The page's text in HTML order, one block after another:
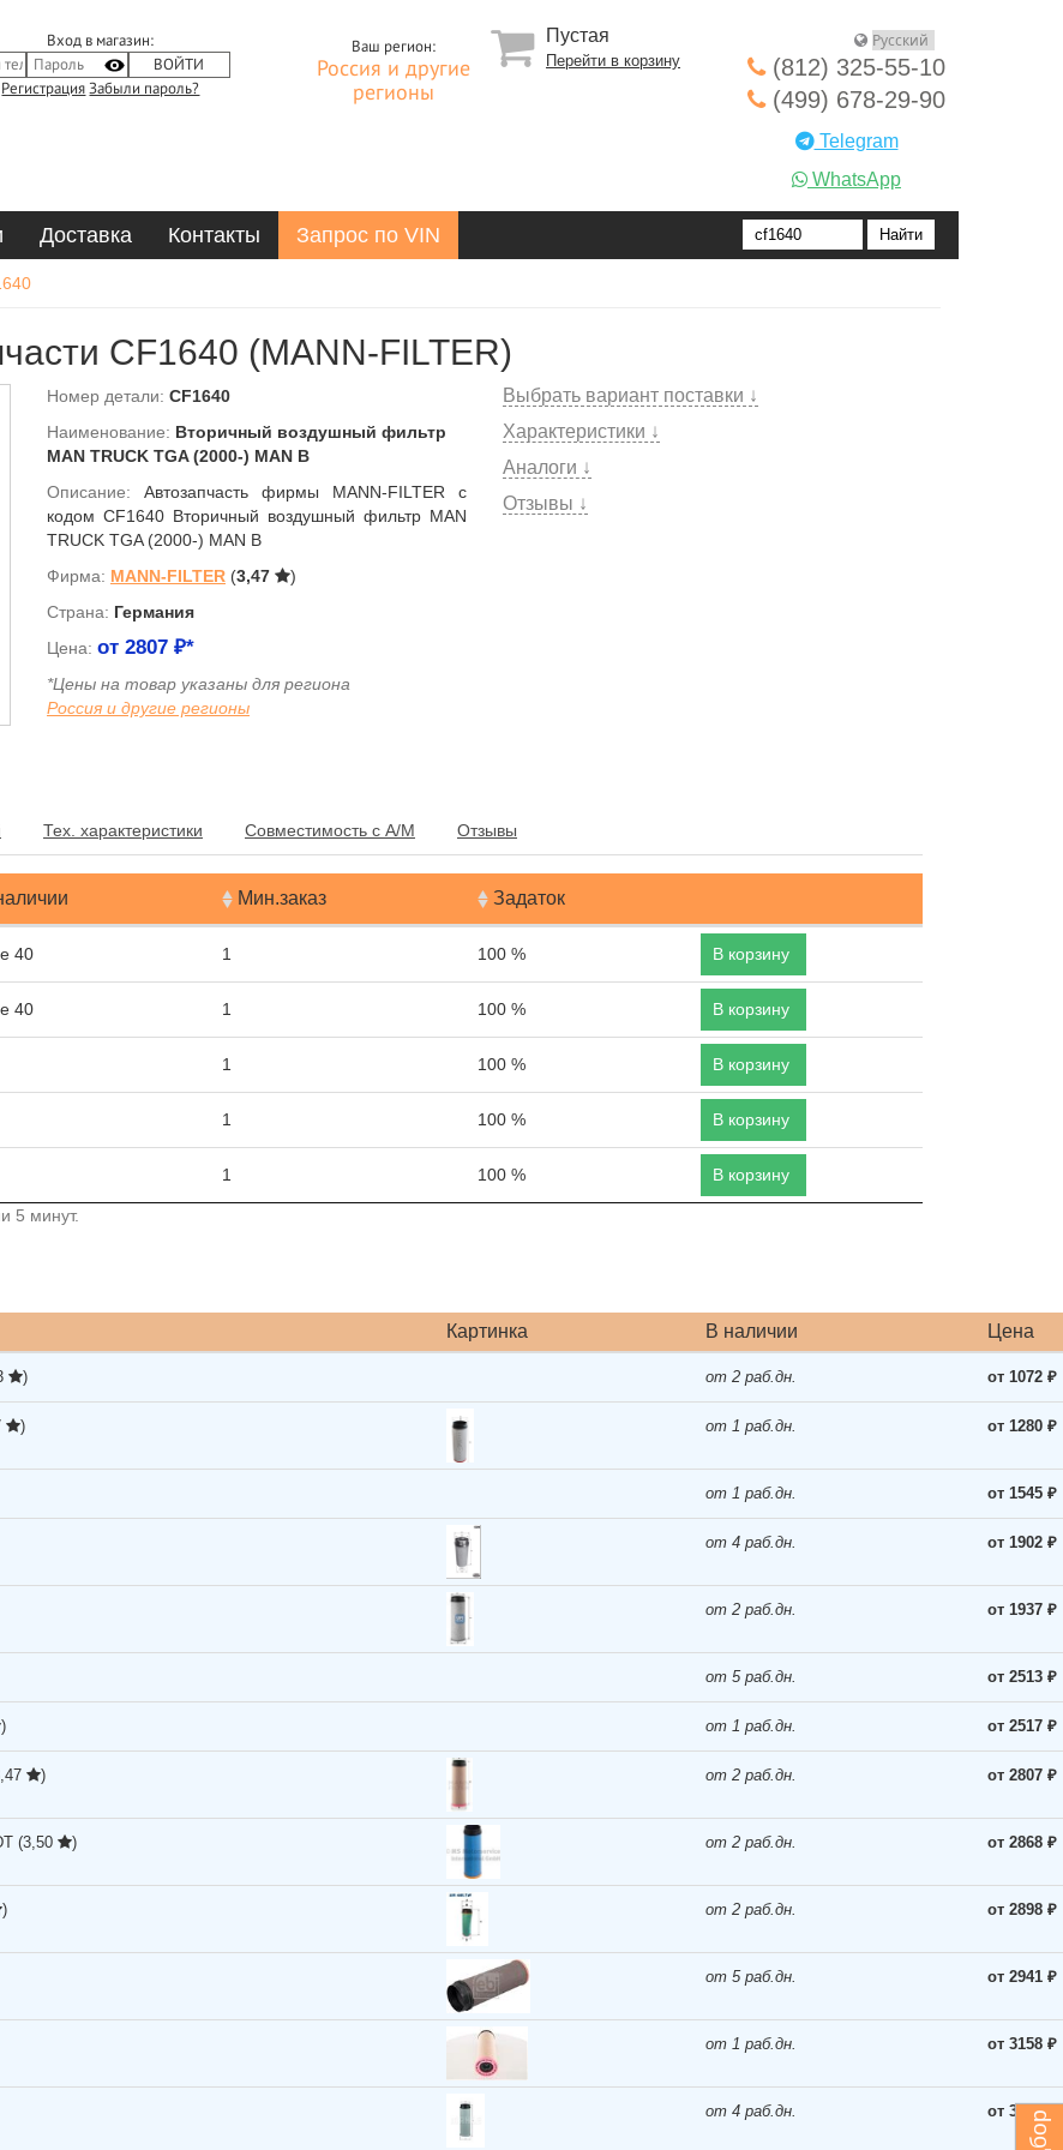
Вход в магазин:
Регистрация Забыли пароль?
Ваш регион:
Россия и другие
регионы
Пустая
Перейти в корзину
(812) 325-55-10
(499) 678-29-90
Telegram
WhatsApp
Доставка Контакты Запрос по VIN
CF1640 (MANN-FILTER)
Номер детали: CF1640
Наименование: Вторичный воздушный фильтр
MAN TRUCK TGA (2000-) MAN B
Описание: Автозапчасть фирмы MANN-FILTER с
кодом CF1640 Вторичный воздушный фильтр MAN
TRUCK TGA (2000-) MAN B
Фирма: MANN-FILTER (3,47
)
Страна: Германия
Цена: от 2807 ₽*
*Цены на товар указаны для региона
Россия и другие регионы
Выбрать вариант поставки ↓
Характеристики ↓
Аналоги ↓
Отзывы ↓
Тех. характеристики Совместимость с А/М Отзывы
Мин.заказ Задаток
40 1 100 % В корзину
40 1 100 % В корзину
1 100 % В корзину
1 100 % В корзину
1 100 % В корзину
5 минут.
Картинка В наличии Цена
) от 2 раб.дн. от 1072 ₽
) от 1 раб.дн. от 1280 ₽
от 1 раб.дн. от 1545 ₽
от 4 раб.дн. от 1902 ₽
от 2 раб.дн. от 1937 ₽
от 5 раб.дн. от 2513 ₽
) от 1 раб.дн. от 2517 ₽
) от 2 раб.дн. от 2807 ₽
(3,50 ) от 2 раб.дн. от 2868 ₽
) от 2 раб.дн. от 2898 ₽
от 5 раб.дн. от 2941 ₽
от 1 раб.дн. от 3158 ₽
от 4 раб.дн. от 3407 ₽